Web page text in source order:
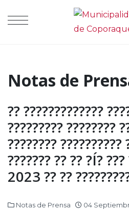
Notas de
?? ?????????????
????????? ????????
???????? ??????????
??????? ?? ?? ?Í?
2023 ?? ??
Notas de Prensa 04